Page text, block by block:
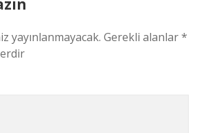
yayınlanmayacak. Gerekli alanlar*